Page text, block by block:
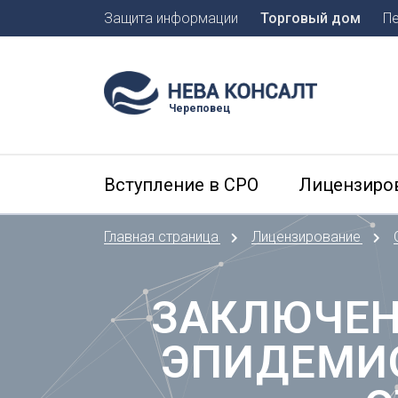
В
Защита информации Торговый дом
Череповец
Вступление в СРО
Главная страница Лицензирование